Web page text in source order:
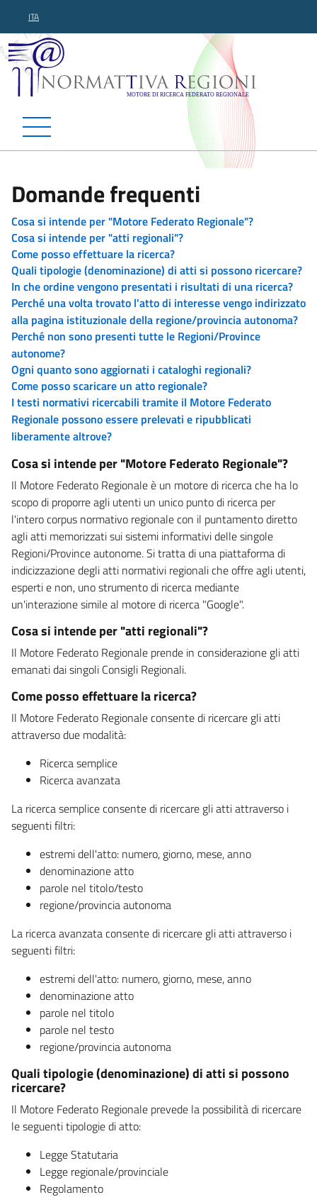
ITA
Normattiva Regioni -
Domande frequenti
Cosa si intende per "Motore Federato Regionale"?
Cosa si intende per "atti regionali"?
Come posso effettuare la ricerca?
Quali tipologie (denominazione) di atti si possono ricercare?
In che ordine vengono presentati i risultati di una ricerca?
Perché una volta trovato l'atto di interesse vengo indirizzato
alla pagina istituzionale della regione/provincia autonoma?
Perché non sono presenti tutte le Regioni/Province
autonome?
Ogni quanto sono aggiornati i cataloghi regionali?
Come posso scaricare un atto regionale?
I testi normativi ricercabili tramite il Motore Federato
Regionale possono essere prelevati e ripubblicati
liberamente altrove?
Cosa si intende per "Motore Federato Regionale"?
Il Motore Federato Regionale è un motore di ricerca che ha lo
scopo di proporre agli utenti un unico punto di ricerca per
l'intero corpus normativo regionale con il puntamento diretto
agli atti memorizzati sui sistemi informativi delle singole
Regioni/Province autonome. Si tratta di una piattaforma di
indicizzazione degli atti normativi regionali che offre agli utenti,
esperti e non, uno strumento di ricerca mediante
un'interazione simile al motore di ricerca "Google".
Cosa si intende per "atti regionali"?
Il Motore Federato Regionale prende in considerazione gli atti
emanati dai singoli Consigli Regionali.
Come posso effettuare la ricerca?
Il Motore Federato Regionale consente di ricercare gli atti
attraverso due modalità:
Ricerca semplice
Ricerca avanzata
La ricerca semplice consente di ricercare gli atti attraverso i
seguenti filtri:
estremi dell'atto: numero, giorno, mese, anno
denominazione atto
parole nel titolo/testo
regione/provincia autonoma
La ricerca avanzata consente di ricercare gli atti attraverso i
seguenti filtri:
estremi dell'atto: numero, giorno, mese, anno
denominazione atto
parole nel titolo
parole nel testo
regione/provincia autonoma
Quali tipologie (denominazione) di atti si possono
ricercare?
Il Motore Federato Regionale prevede la possibilità di ricercare
le seguenti tipologie di atto:
Legge Statutaria
Legge regionale/provinciale
Regolamento